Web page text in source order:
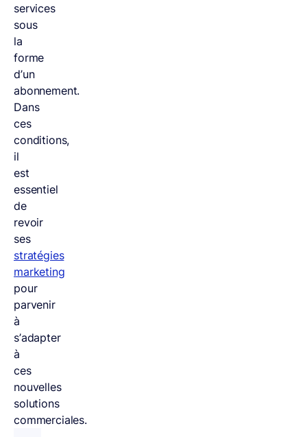
services
sous
la
forme
d’un
abonnement.
Dans
ces
conditions,
il
est
essentiel
de
revoir
ses
stratégies
marketing
pour
parvenir
à
s’adapter
à
ces
nouvelles
solutions
commerciales.